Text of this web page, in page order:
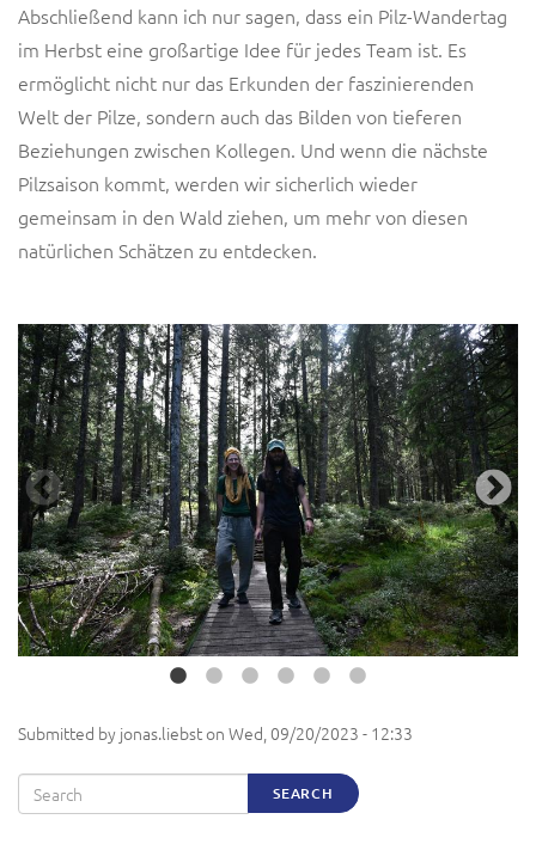
Abschließend kann ich nur sagen, dass ein Pilz-Wandertag
im Herbst eine großartige Idee für jedes Team ist. Es
ermöglicht nicht nur das Erkunden der faszinierenden
Welt der Pilze, sondern auch das Bilden von tieferen
Beziehungen zwischen Kollegen. Und wenn die nächste
Pilzsaison kommt, werden wir sicherlich wieder
gemeinsam in den Wald ziehen, um mehr von diesen
natürlichen Schätzen zu entdecken.
Submitted by jonas.liebston Wed, 09/20/2023 - 12:33
Search SEARCH